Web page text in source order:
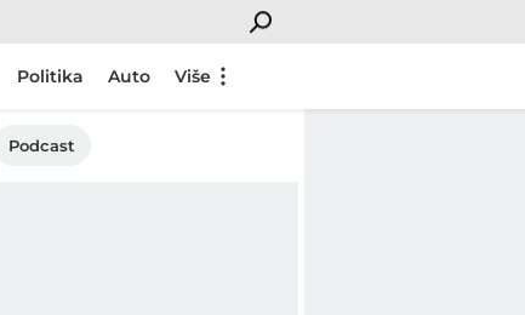
Politika Auto Više
Podcast